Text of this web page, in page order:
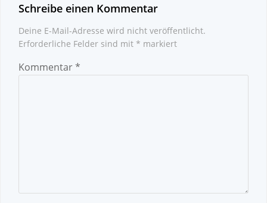
Schreibe einen Kommentar
Deine E-Mail-Adresse wird nicht veröffentlicht.
Erforderliche Felder sind mit * markiert
Kommentar*